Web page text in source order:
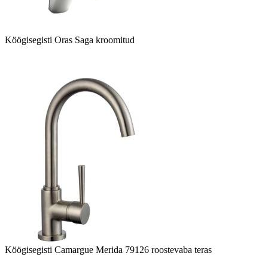
Köögisegisti Oras Saga kroomitud
Köögisegisti Camargue Merida 79126 roostevaba teras